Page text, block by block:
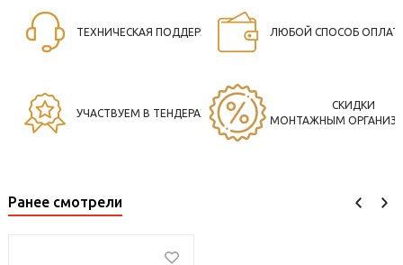
ТЕХНИЧЕСКАЯ ПОДДЕРЖКА ЛЮБОЙ СПОСОБ
УЧАСТВУЕМ В ТЕНДЕРАХ
СКИДКИ
МОНТАЖНЫМ
Ранее смотрели